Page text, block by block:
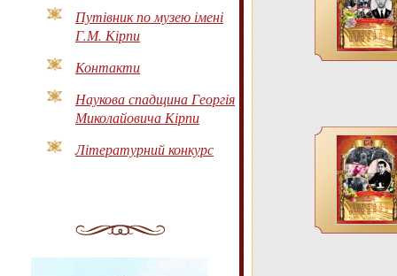
Путівник по музею імені
Г.М. Кірпи
Контакти
Наукова спадщина Георгія
Миколайовича Кірпи
Літературний конкурс